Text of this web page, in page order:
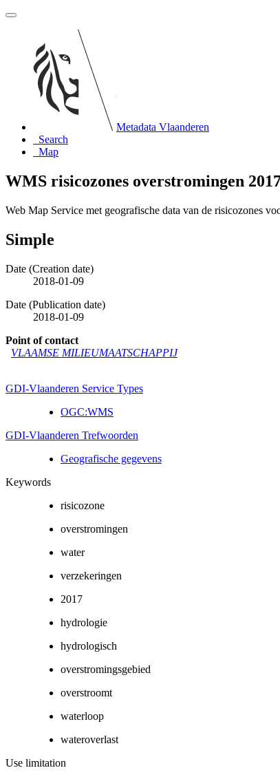
Metadata Vlaanderen
Search
Map
WMS risicozones overstromingen
Web Map Service met geografische data van de risicozones
Simple
Date (Creation date)
2018-01-09
Date (Publication date)
2018-01-09
Point of contact
VLAAMSE MILIEUMAATSCHAPPIJ
GDI-Vlaanderen Service Types
OGC:WMS
GDI-Vlaanderen Trefwoorden
Geografische gegevens
Keywords
risicozone
overstromingen
water
verzekeringen
2017
hydrologie
hydrologisch
overstromingsgebied
overstroomt
waterloop
wateroverlast
Use limitation